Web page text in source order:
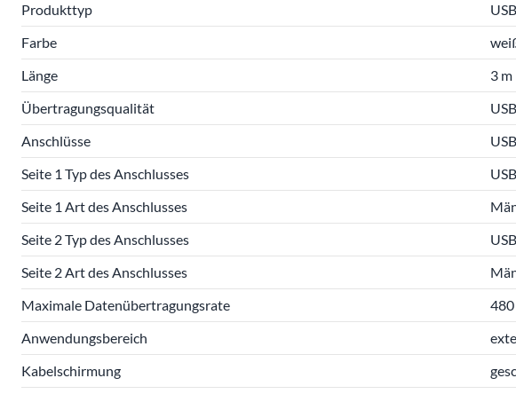
Produkttyp
Farbe
Länge
3 m
Übertragungsqualität
Anschlüsse
Seite 1 Typ des Anschlusses
Seite 1 Art des Anschlusses
Seite 2 Typ des Anschlusses
Seite 2 Art des Anschlusses
Maximale Datenübertragungsrate
Anwendungsbereich
Kabelschirmung